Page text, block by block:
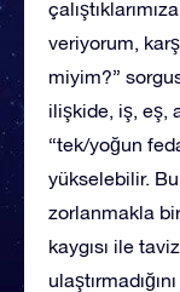
veriyorum,
miyim?”
ilişkide, iş, eş,
“tek/yoğun
yükselebilir.
zorlanmakla
kaygısı ile